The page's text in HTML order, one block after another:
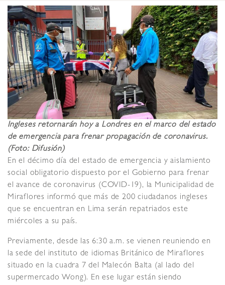
Ingleses retornarán hoy a Londres en el marco del estado
de emergencia para frenar propagación de coronavirus.
(Foto: Difusión)
En el décimo día del estado de emergencia y aislamiento
social obligatorio dispuesto por el Gobierno para frenar
el avance de coronavirus (COVID-19), la Municipalidad de
Miraflores informó que más de 200 ciudadanos ingleses
que se encuentran en Lima serán repatriados este
miércoles a su país.
Previamente, desde las 6:30 a.m. se vienen reuniendo en
la sede del instituto de idiomas Británico de Miraflores
situado en la cuadra 7 del Malecón Balta (al lado del
supermercado Wong). En ese lugar están siendo